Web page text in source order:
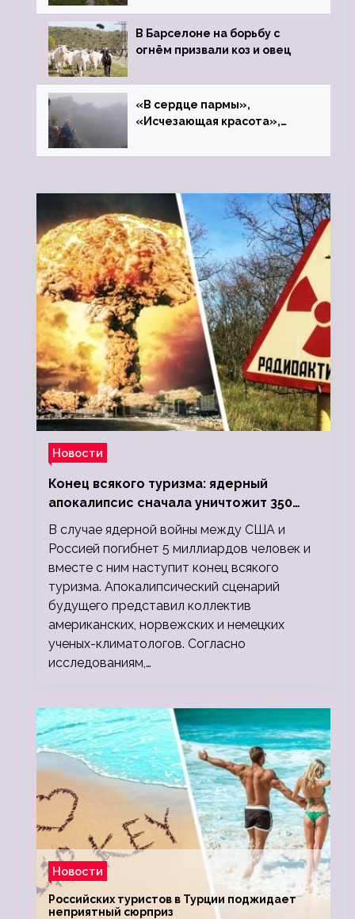
В Барселоне на борьбу с
огнём призвали коз и овец
«В сердце пармы»,
«Исчезающая красота»,
Новости
Конец всякого туризма: ядерный
апокалипсис сначала уничтожит 350
миллионов, а потом 5 миллиардов
людей
В случае ядерной войны между США и
Россией погибнет 5 миллиардов человек и
вместе с ним наступит конец всякого
туризма. Апокалипсический сценарий
будущего представил коллектив
американских, норвежских и немецких
ученых-климатологов. Согласно
исследованиям,…
Новости
Российских туристов в Турции поджидает
неприятный сюрприз